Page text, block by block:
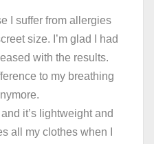
I suffer from allergies
size. I’m glad I had
with the results.
to my breathing
it’s lightweight and
all my clothes when I